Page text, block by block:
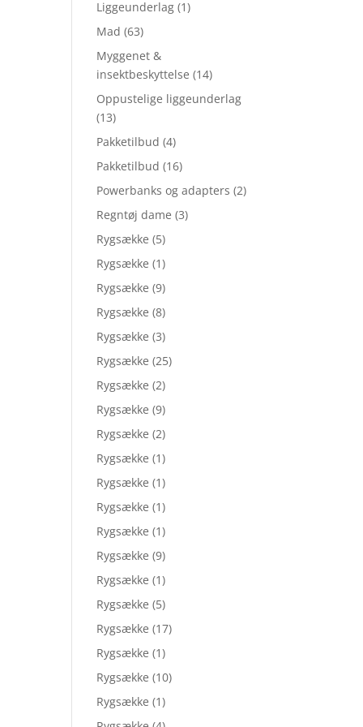
Liggeunderlag (1)
Mad (63)
Myggenet &
insektbeskyttelse (14)
Oppustelige liggeunderlag
(13)
Pakketilbud (4)
Pakketilbud (16)
Powerbanks og adapters (2)
Regntøj dame (3)
Rygsække (5)
Rygsække (1)
Rygsække (9)
Rygsække (8)
Rygsække (3)
Rygsække (25)
Rygsække (2)
Rygsække (9)
Rygsække (2)
Rygsække (1)
Rygsække (1)
Rygsække (1)
Rygsække (1)
Rygsække (9)
Rygsække (1)
Rygsække (5)
Rygsække (17)
Rygsække (1)
Rygsække (10)
Rygsække (1)